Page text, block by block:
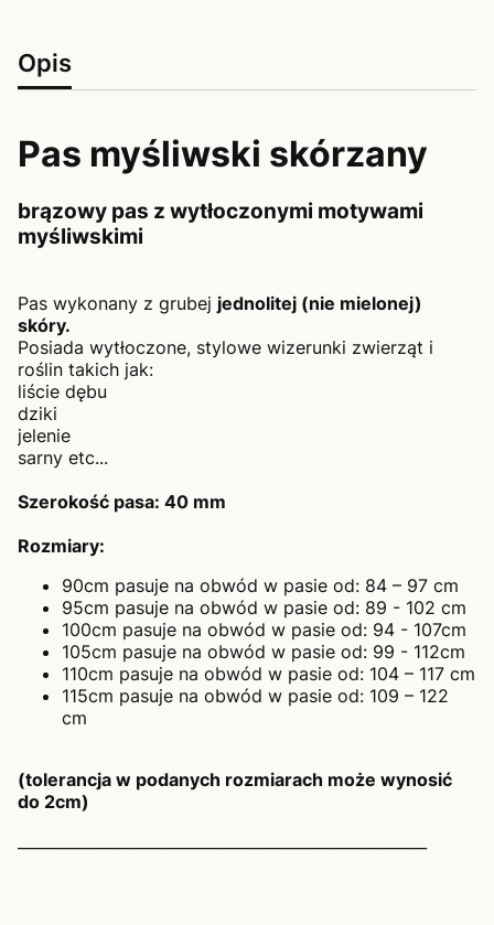
Opis
Pas myśliwski skórzany
brązowy pas z wytłoczonymi motywami
myśliwskimi
Pas wykonany z grubej jednolitej (nie mielonej)
skóry.
Posiada wytłoczone, stylowe wizerunki zwierząt i
roślin takich jak:
liście dębu
dziki
jelenie
sarny etc...
Szerokość pasa: 40 mm
Rozmiary:
90cm pasuje na obwód w pasie od: 84 – 97 cm
95cm pasuje na obwód w pasie od: 89 - 102 cm
100cm pasuje na obwód w pasie od: 94 - 107cm
105cm pasuje na obwód w pasie od: 99 - 112cm
110cm pasuje na obwód w pasie od: 104 – 117 cm
115cm pasuje na obwód w pasie od: 109 – 122
cm
(tolerancja w podanych rozmiarach może wynosić
do 2cm)